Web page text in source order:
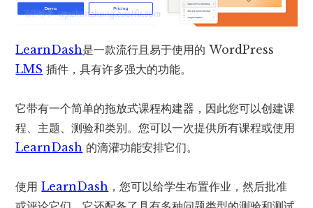
LearnDash是一款流行且易于使用的 WordPress
LMS 插件，具有许多强大的功能。
它带有一个简单的拖放式课程构建器，因此您可以创建课
程、主题、测验和类别。您可以一次提供所有课程或使用
LearnDash 的滴灌功能安排它们。
使用LearnDash ，您可以给学生布置作业，然后批准